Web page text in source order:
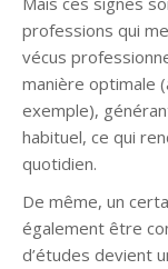
professions qui
vécus
manière optimale
exemple),
habituel, ce qui
quotidien.
De même, un
également être
d’études devient